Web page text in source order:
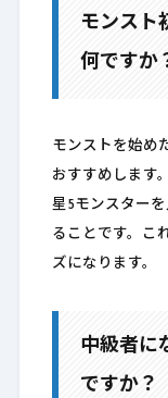
モンスト
何ですか
モンストを始め
おすすめします
星5モンスター
ることです。こ
ズになります。
中級者に
ですか？